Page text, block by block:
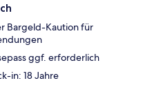
Bargeld-Kaution für
ggf. erforderlich
in: 18 Jahre